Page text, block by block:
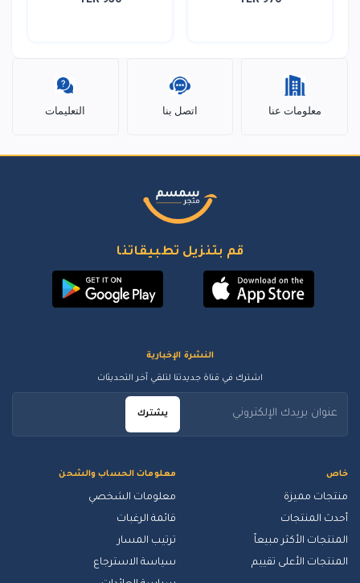
معلومات عنا اتصل بنا التعليمات
قم بتنزيل تطبيقاتنا
خاص
منتجات مميزة
أحدث المنتجات
المنتجات الأكثر مبيعاً
المنتجات الأعلى تقييم
معلومات الحساب والشحن
معلومات الشخصي
قائمة الرغبات
ترتيب المسار
سياسة الاسترجاع
النشرة الإخبارية
اشترك في قناة جديدتنا لتلقي آخر التحديثات
يشترك